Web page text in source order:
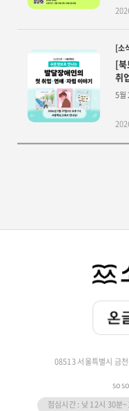
[소
[북
취
5월
08513 서울특별시 금
점심시간 : 낮 12시 30분